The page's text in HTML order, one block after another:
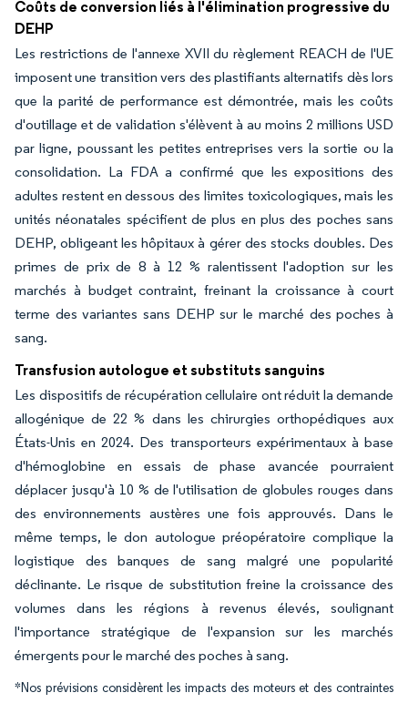
Coûts de conversion liés à l'élimination progressive du
DEHP
Les restrictions de l'annexe XVII du règlement REACH de l'UE
imposent une transition vers des plastifiants alternatifs dès lors
que la parité de performance est démontrée, mais les coûts
d'outillage et de validation s'élèvent à au moins 2 millions USD
par ligne, poussant les petites entreprises vers la sortie ou la
consolidation. La FDA a confirmé que les expositions des
adultes restent en dessous des limites toxicologiques, mais les
unités néonatales spécifient de plus en plus des poches sans
DEHP, obligeant les hôpitaux à gérer des stocks doubles. Des
primes de prix de 8 à 12 % ralentissent l'adoption sur les
marchés à budget contraint, freinant la croissance à court
terme des variantes sans DEHP sur le marché des poches à
sang.
Transfusion autologue et substituts sanguins
Les dispositifs de récupération cellulaire ont réduit la demande
allogénique de 22 % dans les chirurgies orthopédiques aux
États-Unis en 2024. Des transporteurs expérimentaux à base
d'hémoglobine en essais de phase avancée pourraient
déplacer jusqu'à 10 % de l'utilisation de globules rouges dans
des environnements austères une fois approuvés. Dans le
même temps, le don autologue préopératoire complique la
logistique des banques de sang malgré une popularité
déclinante. Le risque de substitution freine la croissance des
volumes dans les régions à revenus élevés, soulignant
l'importance stratégique de l'expansion sur les marchés
émergents pour le marché des poches à sang.
*Nos prévisions considèrent les impacts des moteurs et des contraintes